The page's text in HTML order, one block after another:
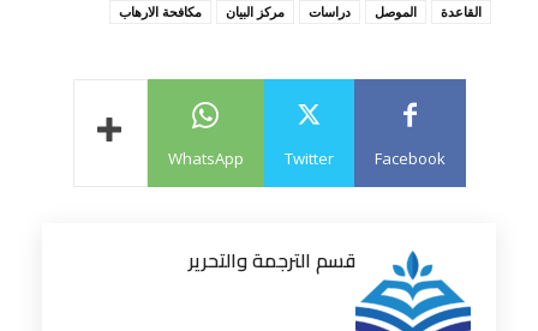
القاعدة
الموصل دراسات مركز البيان مكافحة الارهاب
Facebook
Twitter
WhatsApp
قسم الترجمة والتحرير